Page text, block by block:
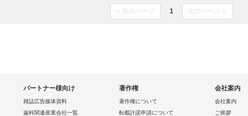
< 前のページ 1 次のページ >
パートナー様向け
雑誌広告媒体資料
歯科関連産業会社一覧
著作権
著作権について
転載許諾申請について
会社案内
会社案内
ご挨拶